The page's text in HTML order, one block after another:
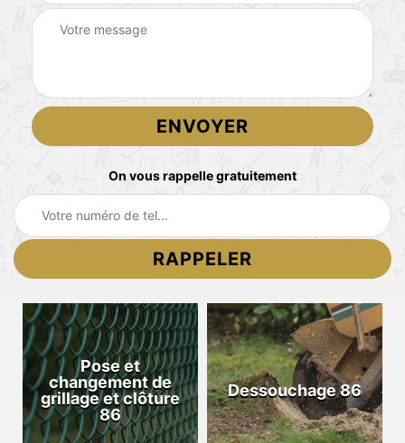
On vous rappelle gratuitement
Pose et
changement de
grillage et clôture
86
Dessouchage 86